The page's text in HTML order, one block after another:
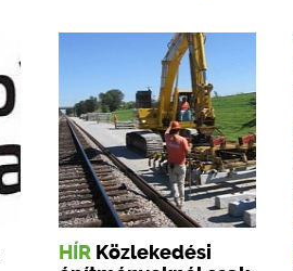
HÍR Közlekedési